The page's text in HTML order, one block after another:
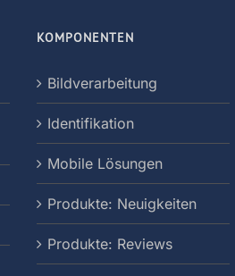
KOMPONENTEN
Bildverarbeitung
Identifikation
Mobile Lösungen
Produkte: Neuigkeiten
Produkte: Reviews